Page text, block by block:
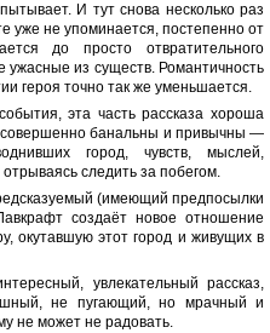
И тут снова несколько раз
уже не упоминается, постепенно от
до просто отвратительного
ужасные из существ. Романтичность
героя точно так же уменьшается.
эта часть рассказа хороша
банальны и привычны —
город, чувств, мыслей,
следить за побегом.
(имеющий предпосылки
создаёт новое отношение
окутавшую этот город и живущих в
увлекательный рассказ,
не пугающий, но мрачный и
не может не радовать.